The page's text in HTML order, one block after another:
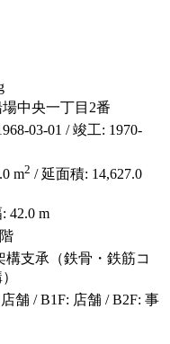
中央一丁目2番
03-01 / 竣工: 1970-
m2 / 延面積: 14,627.0
42.0 m
構支承（鉄骨・鉄筋コ
舗 / B1F: 店舗 / B2F: 事